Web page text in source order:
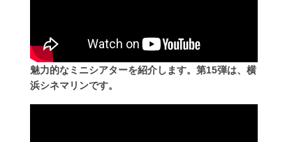
魅力的なミニシアターを紹介します。第15弾は、横
浜シネマリンです。